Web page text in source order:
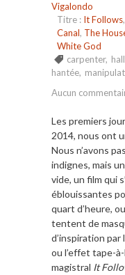
Vigalondo
Titre : It Follows,
Canal, The
White God
carpenter,
hantée,
Aucun
Les premiers
2014, nous ont
Nous n’avons
indignes, mais
vide, un film qui
éblouissantes
quart d’heure,
tentent de
d’inspiration
ou l’effet tape-
magistral It